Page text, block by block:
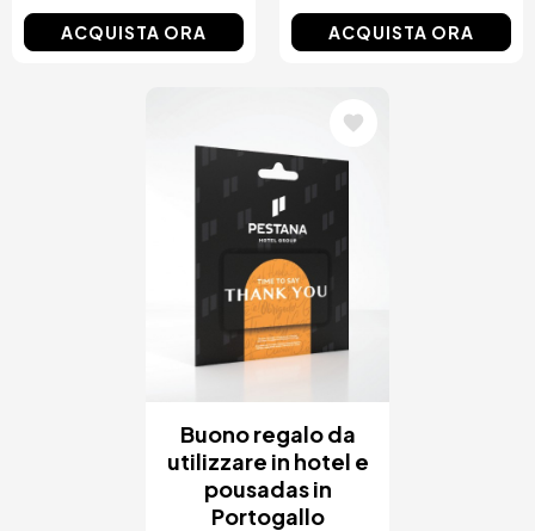
ACQUISTA ORA ACQUISTA ORA
Buono regalo da
utilizzare in hotel e
pousadas in
Portogallo